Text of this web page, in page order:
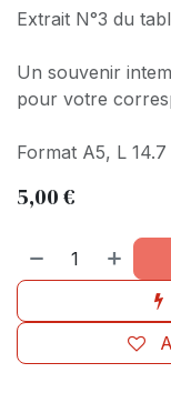
Extrait N°3 du
Un souvenir
pour votre
Format A5, L
5,00€